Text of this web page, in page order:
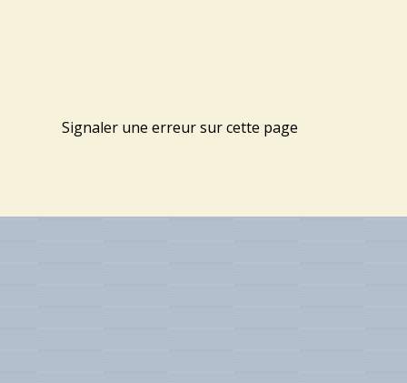
Signaler une erreur sur cette page